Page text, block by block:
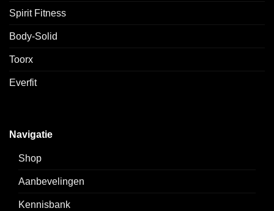
Spirit Fitness
Body-Solid
Toorx
Everfit
Navigatie
Shop
Aanbevelingen
Kennisbank